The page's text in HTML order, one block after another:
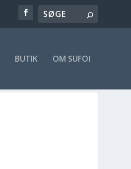
BUTIK OM SUFOI